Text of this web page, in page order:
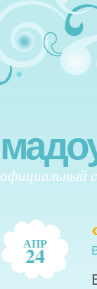
официальный
АПР
24